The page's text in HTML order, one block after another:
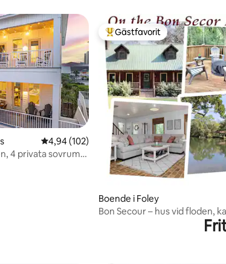
4,94 av 5 i genomsnittligt betyg, 102
4,94 (102)
4 privata sovrum
Populär gästfavorit
Gästfavorit
Boende i Foley
Bon Secour – hus vid floden,